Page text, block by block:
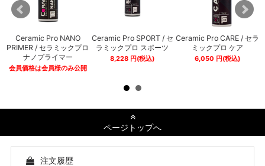
Ceramic Pro NANO
PRIMER / セラミックプロ
ナノプライマー
会員価格は会員様のみ公開
Ceramic Pro SPORT / セ
ラミックプロ スポーツ
8,228 円 (税込)
Ceramic Pro CARE / セラ
ミックプロ ケア
6,050 円 (税込)
ページトップへ
注文履歴